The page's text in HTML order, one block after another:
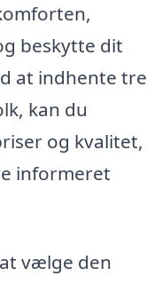
beskytte dit
at indhente tre
kan du
og kvalitet,
informeret
vælge den